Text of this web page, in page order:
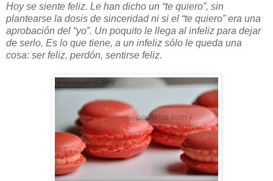
Hoy se siente feliz. Le han dicho un “te quiero”, sin
plantearse la dosis de sinceridad ni si el “te quiero” era una
aprobación del “yo”. Un poquito le llega al infeliz para dejar
de serlo. Es lo que tiene, a un infeliz sólo le queda una
cosa: ser feliz, perdón, sentirse feliz.